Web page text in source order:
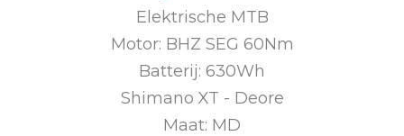
Elektrische MTB
Motor: BHZ SEG 60Nm
Batterij: 630Wh
Shimano XT - Deore
Maat: MD